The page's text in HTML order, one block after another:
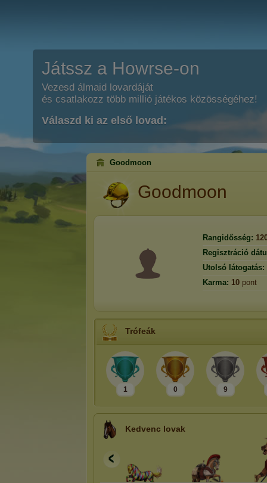
Játssz a Howrse-on
Vezesd álmaid lovardáját
és csatlakozz több millió játékos közösségéhez!
Válaszd ki az első lovad:
Goodmoon
Goodmoon
Rangidősség:
Regisztráció
Utolsó látogatás:
Karma: 10 pont
Trófeák
1 0 9
Kedvenc lovak